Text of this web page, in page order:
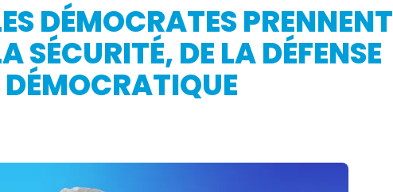
DÉMOCRATES PRENNENT
SÉCURITÉ, DE LA DÉFENSE
DÉMOCRATIQUE